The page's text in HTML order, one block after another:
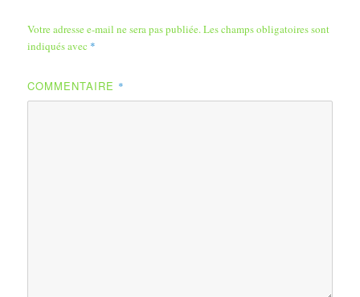
Votre adresse e-mail ne sera pas publiée.Les champs obligatoires sont
indiqués avec *
COMMENTAIRE *